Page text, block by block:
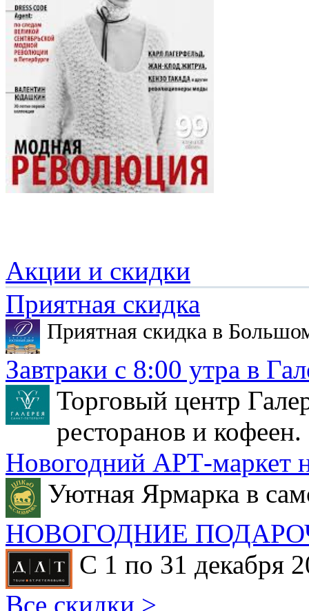
Акции и скидки
Приятная скидка
Приятная скидка в
Завтраки с 8:00 утра в
Торговый центр
ресторанов и кофеен.
Новогодний АРТ-маркет
Уютная Ярмарка в
НОВОГОДНИЕ
С 1 по 31 декабря
Все скидки >